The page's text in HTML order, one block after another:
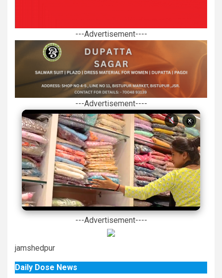
---Advertisement----
---Advertisement----
×
---Advertisement----
jamshedpur
Daily Dose News